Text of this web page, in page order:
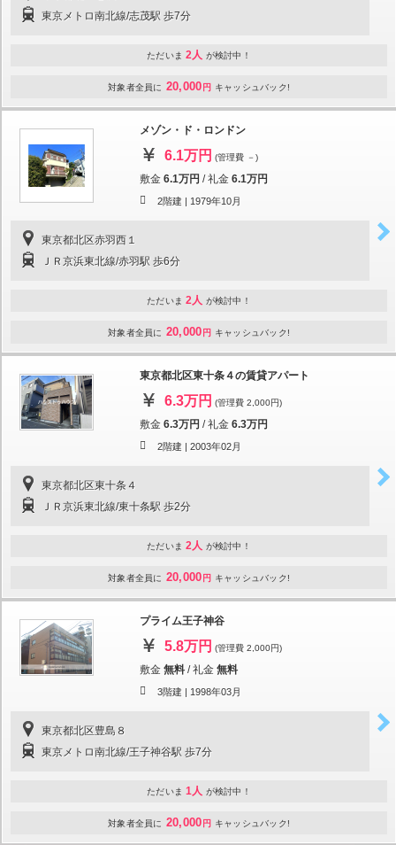
東京メトロ南北線/志茂駅 歩7分
ただいま 2人 が検討中！
対象者全員に 20,000 円 キャッシュバック!
メゾン・ド・ロンドン
6.1万円 (管理費 －)
敷金 6.1万円 /礼金 6.1万円
2階建 | 1979年10月
東京都北区赤羽西１
ＪＲ京浜東北線/赤羽駅 歩6分
ただいま 2人 が検討中！
対象者全員に 20,000 円 キャッシュバック!
東京都北区東十条４の賃貸アパート
6.3万円 (管理費 2,000円)
敷金 6.3万円 /礼金 6.3万円
2階建 | 2003年02月
東京都北区東十条４
ＪＲ京浜東北線/東十条駅 歩2分
ただいま 2人 が検討中！
対象者全員に 20,000 円 キャッシュバック!
プライム王子神谷
5.8万円 (管理費 2,000円)
敷金 無料 /礼金 無料
3階建 | 1998年03月
東京都北区豊島８
東京メトロ南北線/王子神谷駅 歩7分
ただいま 1人 が検討中！
対象者全員に 20,000 円 キャッシュバック!